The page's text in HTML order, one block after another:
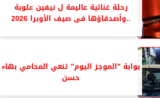
رحلة غنائية عاليمة ل نيفين علوبة
..وأصدقاؤها فى صيف الأوبرا 2026
بوابة ”الموجز اليوم” تنعي المحامي بهاء
حسن